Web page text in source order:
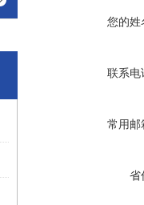
您的姓
联系电
常用邮
省